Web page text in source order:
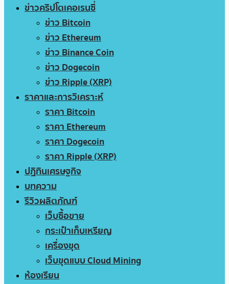
ข่าวคริปโตเคอเรนซี่
ข่าว Bitcoin
ข่าว Ethereum
ข่าว Binance Coin
ข่าว Dogecoin
ข่าว Ripple (XRP)
ราคาและการวิเคราะห์
ราคา Bitcoin
ราคา Ethereum
ราคา Dogecoin
ราคา Ripple (XRP)
ปฏิทินเศรษฐกิจ
บทความ
รีวิวผลิตภัณฑ์
เว็บซื้อขาย
กระเป๋าเก็บเหรียญ
เครื่องขุด
เว็บขุดแบบ Cloud Mining
ห้องเรียน